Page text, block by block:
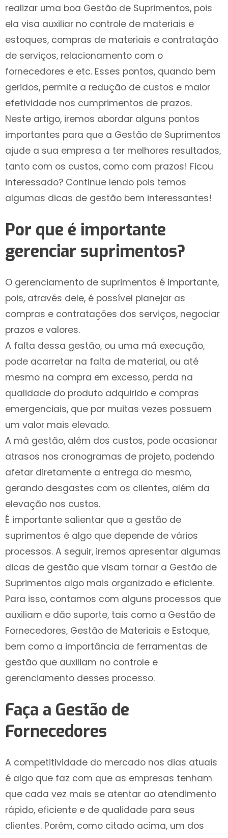
realizar uma boa Gestão de Suprimentos, pois
ela visa auxiliar no controle de materiais e
estoques, compras de materiais e contratação
de serviços, relacionamento com o
fornecedores e etc. Esses pontos, quando bem
geridos, permite a redução de custos e maior
efetividade nos cumprimentos de prazos.
Neste artigo, iremos abordar alguns pontos
importantes para que a Gestão de Suprimentos
ajude a sua empresa a ter melhores resultados,
tanto com os custos, como com prazos! Ficou
interessado? Continue lendo pois temos
algumas dicas de gestão bem interessantes!
Por que é importante
gerenciar suprimentos?
O gerenciamento de suprimentos é importante,
pois, através dele, é possível planejar as
compras e contratações dos serviços, negociar
prazos e valores.
A falta dessa gestão, ou uma má execução,
pode acarretar na falta de material, ou até
mesmo na compra em excesso, perda na
qualidade do produto adquirido e compras
emergenciais, que por muitas vezes possuem
um valor mais elevado.
A má gestão, além dos custos, pode ocasionar
atrasos nos cronogramas de projeto, podendo
afetar diretamente a entrega do mesmo,
gerando desgastes com os clientes, além da
elevação nos custos.
É importante salientar que a gestão de
suprimentos é algo que depende de vários
processos. A seguir, iremos apresentar algumas
dicas de gestão que visam tornar a Gestão de
Suprimentos algo mais organizado e eficiente.
Para isso, contamos com alguns processos que
auxiliam e dão suporte, tais como a Gestão de
Fornecedores, Gestão de Materiais e Estoque,
bem como a importância de ferramentas de
gestão que auxiliam no controle e
gerenciamento desses processo.
Faça a Gestão de
Fornecedores
A competitividade do mercado nos dias atuais
é algo que faz com que as empresas tenham
que cada vez mais se atentar ao atendimento
rápido, eficiente e de qualidade para seus
clientes. Porém, como citado acima, um dos